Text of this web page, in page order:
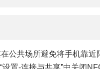
公共场所避免将手机靠
置-连接与共享”中关闭